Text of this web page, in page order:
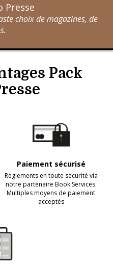
Presse
choix de magazines, de
Pack
Paiement sécurisé
Règlements en toute sécurité via
notre partenaire Book Services.
Multiples moyens de paiement
acceptés